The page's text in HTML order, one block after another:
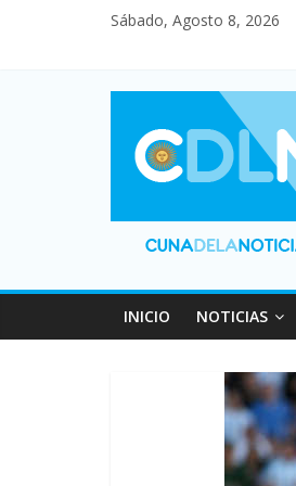
Sábado, Agosto 8, 2026
INICIO NOTICIAS